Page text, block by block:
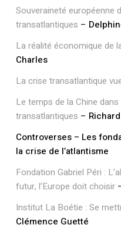
Souveraineté européenne
transatlantiques –
La réalité économique de
Charles
La crise transatlantique
Le temps de la Chine
transatlantiques –
Controverses – Les
la crise de l’atlantisme
Fondation Gabriel Péri :
futur, l’Europe doit choisir
Institut La Boétie : Se
Clémence Guetté